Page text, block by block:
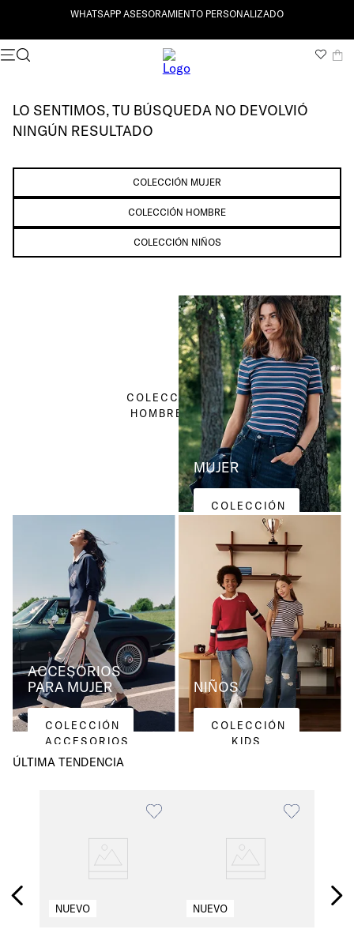
WHATSAPP ASESORAMIENTO PERSONALIZADO
LO SENTIMOS, TU BÚSQUEDA NO DEVOLVIÓ
NINGÚN RESULTADO
COLECCIÓN MUJER
COLECCIÓN HOMBRE
COLECCIÓN NIÑOS
COLECCIÓN
HOMBRE
MUJER
COLECCIÓN
MUJER
ACCESORIOS
PARA MUJER
COLECCIÓN
ACCESORIOS
PARA
NIÑOS
COLECCIÓN
KIDS
ÚLTIMA TENDENCIA